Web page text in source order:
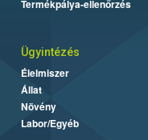
Termékpálya-ellenőrzés
Ügyintézés
Élelmiszer
Állat
Növény
Labor/Egyéb